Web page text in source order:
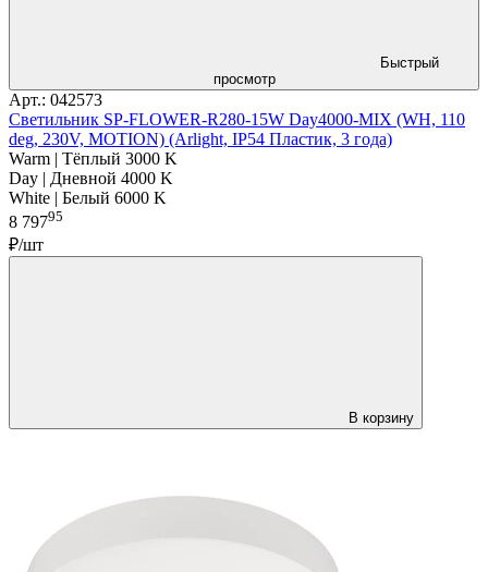
Быстрый
просмотр
Арт.: 042573
Светильник SP-FLOWER-R280-15W Day4000-MIX (WH, 110
deg, 230V, MOTION) (Arlight, IP54 Пластик, 3 года)
Warm | Тёплый 3000 K
Day | Дневной 4000 K
White | Белый 6000 K
8 79795
₽/шт
В корзину